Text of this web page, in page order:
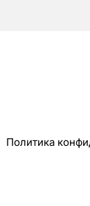
Политика